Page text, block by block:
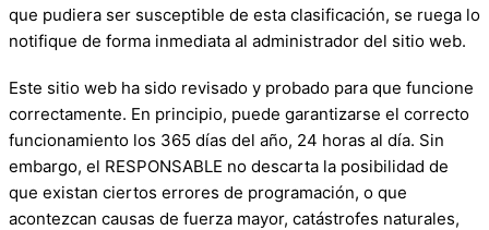
que pudiera ser susceptible de esta clasificación, se ruega lo
notifique de forma inmediata al administrador del sitio web.
Este sitio web ha sido revisado y probado para que funcione
correctamente. En principio, puede garantizarse el correcto
funcionamiento los 365 días del año, 24 horas al día. Sin
embargo, el RESPONSABLE no descarta la posibilidad de
que existan ciertos errores de programación, o que
acontezcan causas de fuerza mayor, catástrofes naturales,